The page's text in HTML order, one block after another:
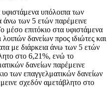
υφιστάμενα υπόλοιπα των
άνω των 5 ετών παρέμεινε
επιτόκιο στα υφιστάμενα
δανείων προς ιδιώτες και
με διάρκεια άνω των 5 ετών
στο 6,21%, ενώ το
δανείων παρέμεινε
των επαγγελματικών δανείων
σχεδόν αμετάβλητο στο